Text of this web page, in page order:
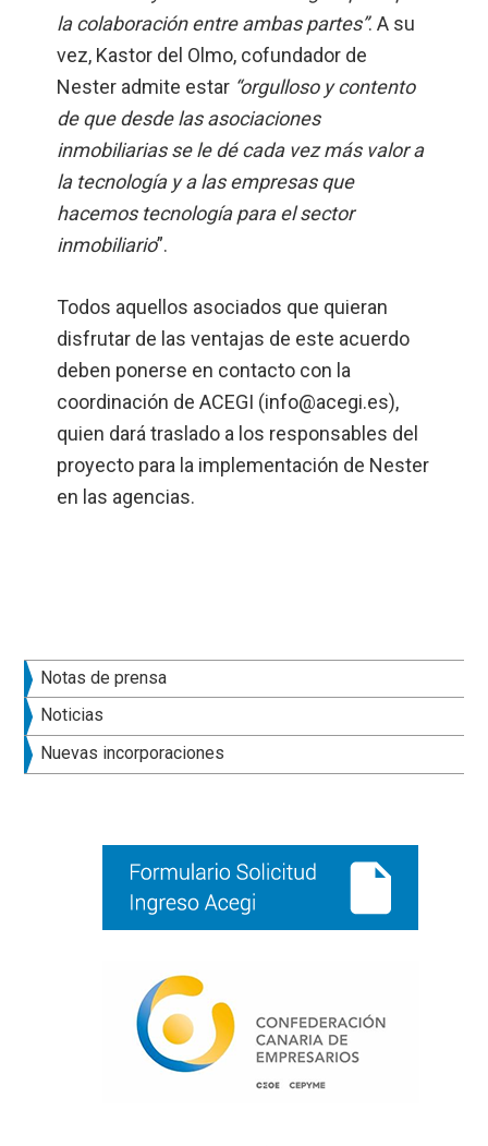
la colaboración entre ambas partes”. A su
vez, Kastor del Olmo, cofundador de
Nester admite estar “orgulloso y contento
de que desde las asociaciones
inmobiliarias se le dé cada vez más valor a
la tecnología y a las empresas que
hacemos tecnología para el sector
inmobiliario”.
Todos aquellos asociados que quieran
disfrutar de las ventajas de este acuerdo
deben ponerse en contacto con la
coordinación de ACEGI (info@acegi.es),
quien dará traslado a los responsables del
proyecto para la implementación de Nester
en las agencias.
Barra
lateral
principal
Notas de prensa
Noticias
Nuevas incorporaciones